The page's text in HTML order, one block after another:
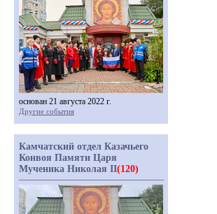
основан 21 августа 2022 г.
Другие события
Камчатский отдел Казачьего
Конвоя Памяти Царя
Мученика Николая II(120)